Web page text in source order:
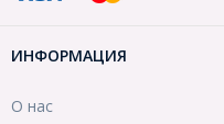
ИНФОРМАЦИЯ
О нас